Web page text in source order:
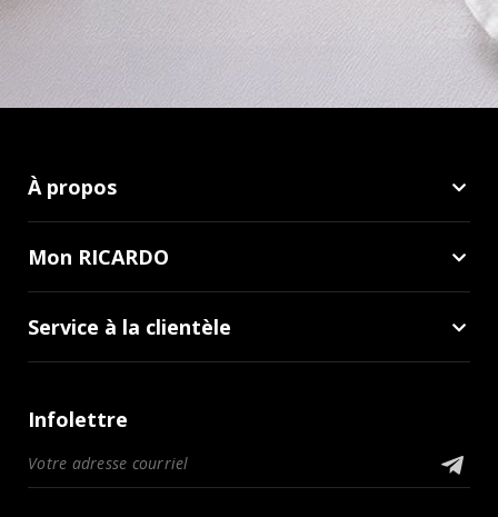
À propos
Mon RICARDO
Service à la clientèle
Infolettre